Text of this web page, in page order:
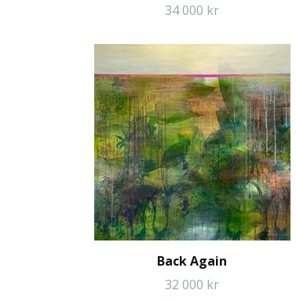
34 000 kr
Back Again
32 000 kr